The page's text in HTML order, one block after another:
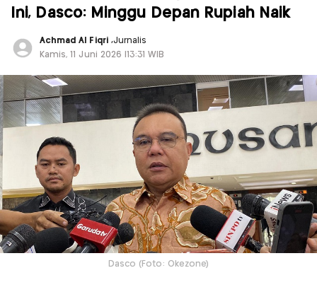
Ini, Dasco: Minggu Depan Rupiah Naik
Achmad Al Fiqri ,Jurnalis
Kamis, 11 Juni 2026 |13:31 WIB
Dasco (Foto: Okezone)